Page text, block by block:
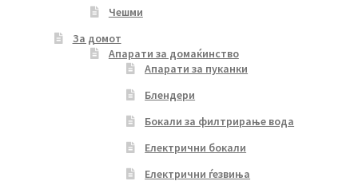
Чешми
За домот
Апарати за домаќинство
Апарати за пуканки
Блендери
Бокали за филтрирање вода
Електрични бокали
Електрични ѓезвиња